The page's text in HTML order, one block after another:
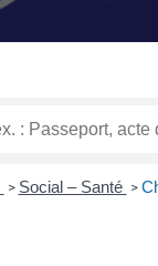
> Social – Santé >